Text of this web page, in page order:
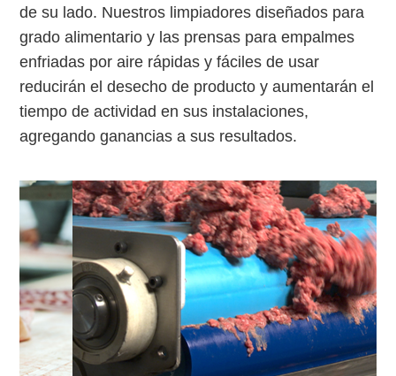
de su lado. Nuestros limpiadores diseñados para
grado alimentario y las prensas para empalmes
enfriadas por aire rápidas y fáciles de usar
reducirán el desecho de producto y aumentarán el
tiempo de actividad en sus instalaciones,
agregando ganancias a sus resultados.